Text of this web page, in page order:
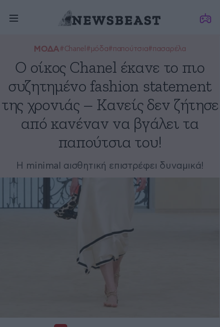
ΜΟΔΑ#Chanel #μόδα#παπούτσια#πασαρέλα
Ο οίκος Chanel έκανε το πιο
συζητημένο fashion statement
της χρονιάς – Κανείς δεν ζήτησε
από κανέναν να βγάλει τα
παπούτσια του!
H minimal αισθητική επιστρέφει δυναμικά!